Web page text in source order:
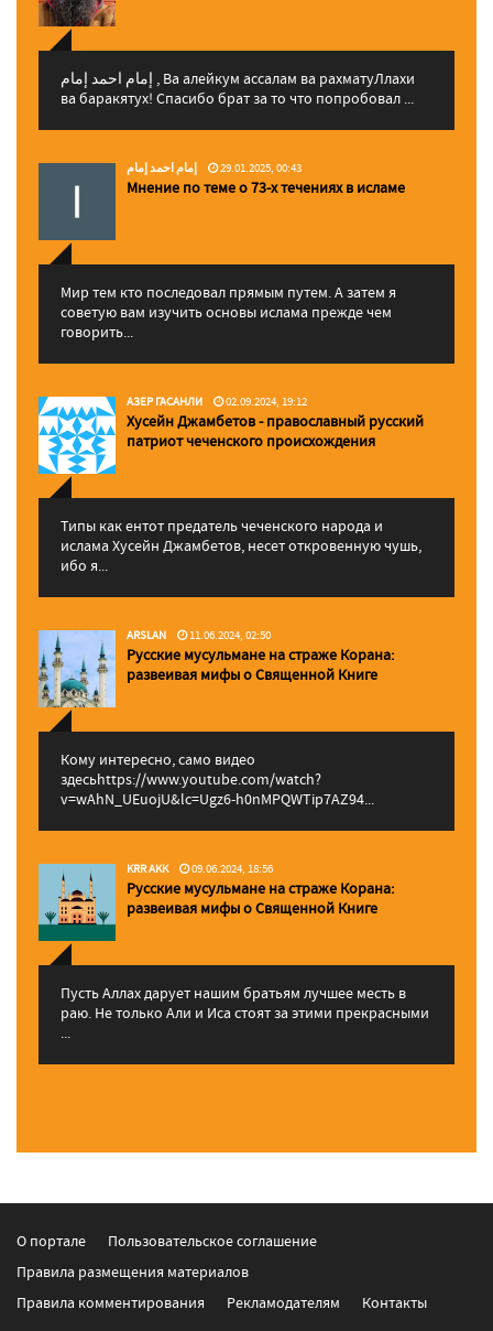
إمام احمد إمام , Ва алейкум ассалам ва рахматуЛлахи
ва баракятух! Спасибо брат за то что попробовал ...
إمام احمد إمام 29.01.2025, 00:43
Мнение по теме о 73-х течениях в исламе
Мир тем кто последовал прямым путем. А затем я
советую вам изучить основы ислама прежде чем
говорить...
АЗЕР ГАСАНЛИ 02.09.2024, 19:12
Хусейн Джамбетов - православный русский
патриот чеченского происхождения
Типы как ентот предатель чеченского народа и
ислама Хусейн Джамбетов, несет откровенную чушь,
ибо я...
ARSLAN 11.06.2024, 02:50
Русские мусульмане на страже Корана:
pазвеивая мифы о Священной Книге
Кому интересно, само видео
здесьhttps://www.youtube.com/watch?
v=wAhN_UEuojU&lc=Ugz6-h0nMPQWTip7AZ94...
KRR AKK 09.06.2024, 18:56
Русские мусульмане на страже Корана:
pазвеивая мифы о Священной Книге
Пусть Аллах дарует нашим братьям лучшее месть в
раю. Не только Али и Иса стоят за этими прекрасными
...
О портале
Пользовательское соглашение
Правила размещения материалов
Правила комментирования
Рекламодателям Контакты